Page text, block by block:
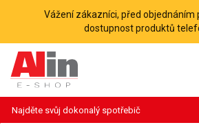
Vážení zákazníci, před objednáním
dostupnost produktů